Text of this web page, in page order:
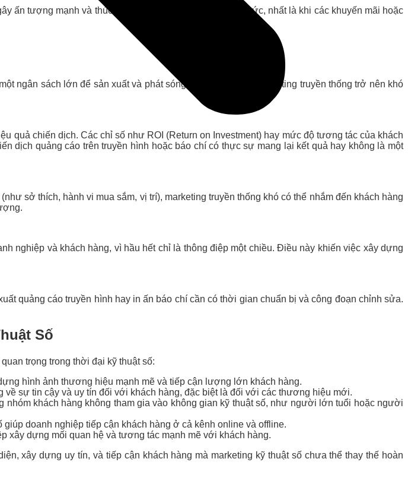
ấn tượng mạnh và thúc đẩy hành vi mua hàng ngay lập tức, nhất là khi các khuyến mãi hoặc
ngân sách lớn để sản xuất và phát sóng, điều này khiến marketing truyền thống trở nên khó
quả chiến dịch. Các chỉ số như ROI (Return on Investment) hay mức độ tương tác của khách
dịch quảng cáo trên truyền hình hoặc báo chí có thực sự mang lại kết quả hay không là một
sở thích, hành vi mua sắm, vị trí), marketing truyền thống khó có thể nhắm đến khách hàng
nghiệp và khách hàng, vì hầu hết chỉ là thông điệp một chiều. Điều này khiến việc xây dựng
quảng cáo truyền hình hay in ấn báo chí cần có thời gian chuẩn bị và công đoạn chỉnh sửa.
Số
trọng trong thời đại kỹ thuật số:
hình ảnh thương hiệu mạnh mẽ và tiếp cận lượng lớn khách hàng.
sự tin cậy và uy tín đối với khách hàng, đặc biệt là đối với các thương hiệu mới.
nhóm khách hàng không tham gia vào không gian kỹ thuật số, như người lớn tuổi hoặc người
giúp doanh nghiệp tiếp cận khách hàng ở cả kênh online và offline.
xây dựng mối quan hệ và tương tác mạnh mẽ với khách hàng.
xây dựng uy tín, và tiếp cận khách hàng mà marketing kỹ thuật số chưa thể thay thế hoàn